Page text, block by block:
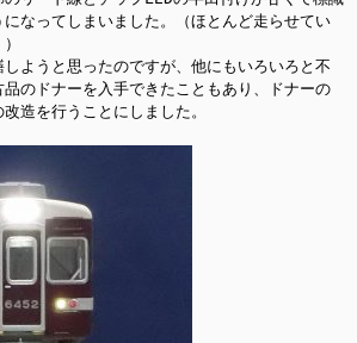
なってしまいました。（ほとんど走らせてい
ようと思ったのですが、他にもいろいろと不
のドナーを入手できたこともあり、ドナーの
造を行うことにしました。